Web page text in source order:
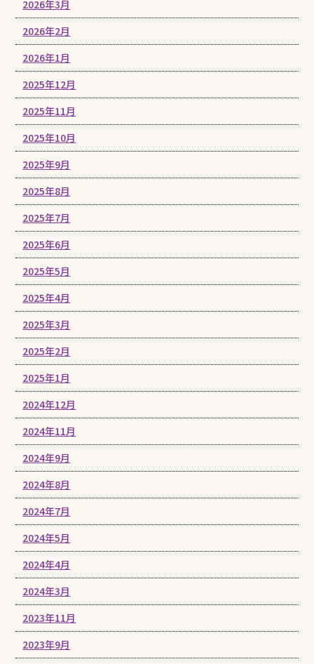
2026年3月
2026年2月
2026年1月
2025年12月
2025年11月
2025年10月
2025年9月
2025年8月
2025年7月
2025年6月
2025年5月
2025年4月
2025年3月
2025年2月
2025年1月
2024年12月
2024年11月
2024年9月
2024年8月
2024年7月
2024年5月
2024年4月
2024年3月
2023年11月
2023年9月